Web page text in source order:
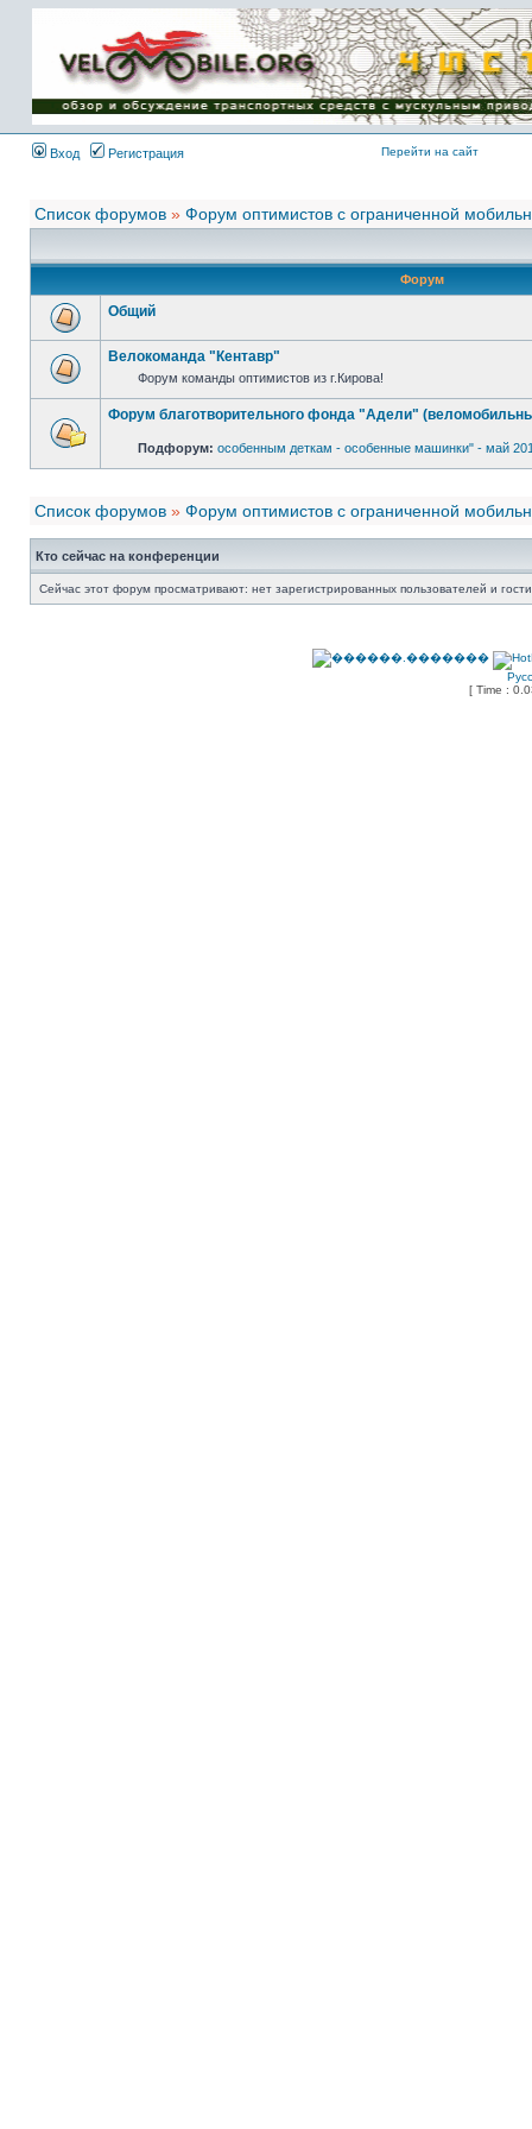
Имя пользователя:
Пароль:
{ LOG_ME_IN_SHORT
}
Вход
Регистрация Перейти на сайт
Список форумов » Форум оптимистов с ограниченной
Форум
Общий
Велокоманда "Кентавр"
Форум команды оптимистов из г.Кирова!
Форум благотворительного фонда "Адели"
Подфорум: особенным деткам - особенные машинки" - май
Список форумов » Форум оптимистов с ограниченной
Кто сейчас на конференции
Сейчас этот форум просматривают: нет зарегистрированных пользователей и
[ Time :